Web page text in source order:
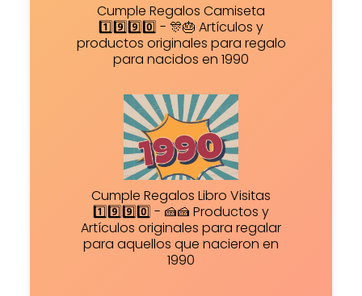
Cumple Regalos Camiseta
1️⃣9️⃣9️⃣0️⃣ - 🎊🎂 Artículos y
productos originales para regalo
para nacidos en 1990
Cumple Regalos Libro Visitas
1️⃣9️⃣9️⃣0️⃣ - 🍰🍰 Productos y
Artículos originales para regalar
para aquellos que nacieron en
1990